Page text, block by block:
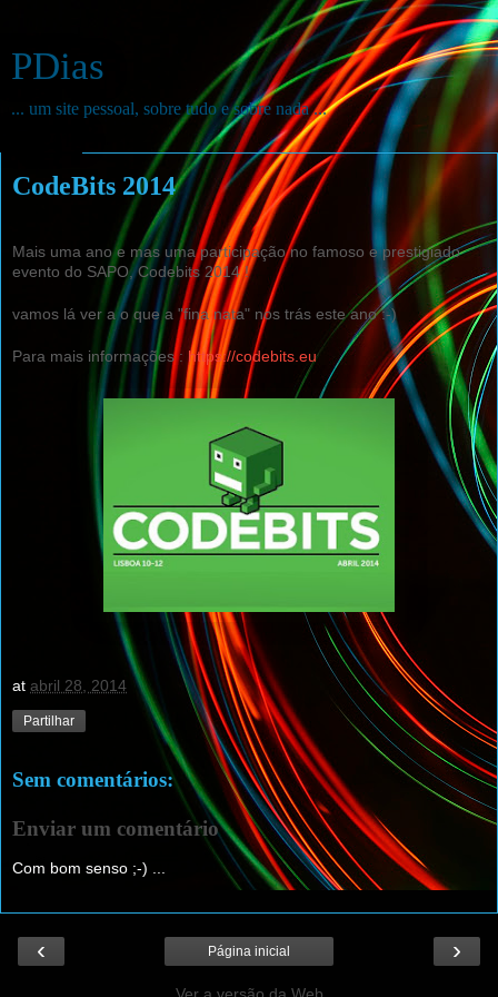
PDias
... um site pessoal, sobre tudo e sobre nada ...
CodeBits 2014
Mais uma ano e mas uma participação no famoso e prestigiado
evento do SAPO, Codebits 2014 !
vamos lá ver a o que a "fina nata" nos trás este ano :-)
Para mais informações : https://codebits.eu
at abril 28, 2014
Partilhar
Sem comentários:
Enviar um comentário
Com bom senso ;-) ...
‹ ›
Página inicial
Ver a versão da Web